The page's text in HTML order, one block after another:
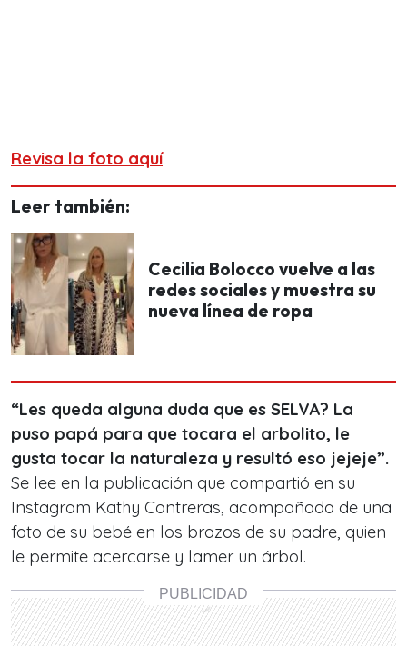
Revisa la foto aquí
Leer también:
Cecilia Bolocco vuelve a las
redes sociales y muestra su
nueva línea de ropa
“Les queda alguna duda que es SELVA? La
puso papá para que tocara el arbolito, le
gusta tocar la naturaleza y resultó eso jejeje”.
Se lee en la publicación que compartió en su
Instagram Kathy Contreras, acompañada de una
foto de su bebé en los brazos de su padre, quien
le permite acercarse y lamer un árbol.